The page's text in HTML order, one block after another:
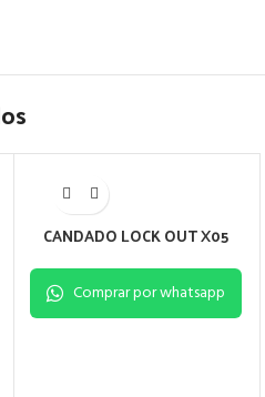
CANDADO LOCK OUT X05
Comprar por whatsapp